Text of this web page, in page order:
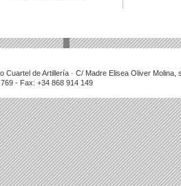
Cuartel de Artillería · C/ Madre Elisea Oliver
- Fax: +34 868 914 149